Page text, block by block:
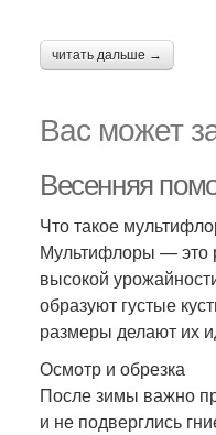
читать дальше →
Вас может
Весенняя
Что такое
Мультифлоры — это
высокой
образуют густые
размеры делают их
Осмотр и обрезка
После зимы важно
и не подверглись